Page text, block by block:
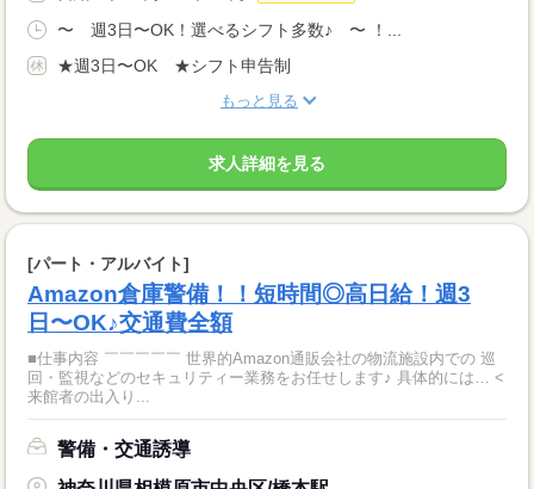
〜 週3日〜OK！選べるシフト多数♪ 〜 ！...
★週3日〜OK ★シフト申告制
もっと見る
求人詳細を見る
[パート・アルバイト]
Amazon倉庫警備！！短時間◎高日給！週3
日〜OK♪交通費全額
■仕事内容 ￣￣￣￣￣ 世界的Amazon通販会社の物流施設内での 巡
回・監視などのセキュリティー業務をお任せします♪ 具体的には… <
来館者の出入り...
警備・交通誘導